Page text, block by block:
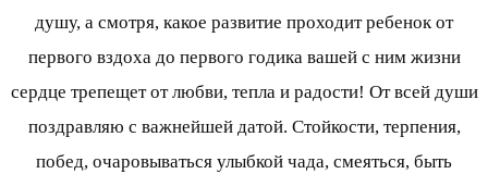
душу, а смотря, какое развитие проходит ребенок от
первого вздоха до первого годика вашей с ним жизни
сердце трепещет от любви, тепла и радости! От всей души
поздравляю с важнейшей датой. Стойкости, терпения,
побед, очаровываться улыбкой чада, смеяться, быть